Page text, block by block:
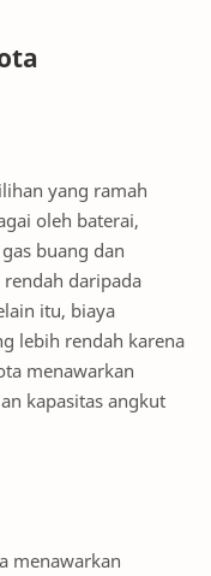
yang ramah
oleh baterai,
buang dan
daripada
itu, biaya
lebih rendah karena
menawarkan
kapasitas angkut
menawarkan